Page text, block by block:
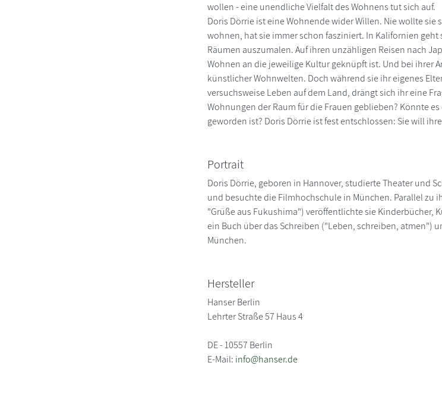
wollen - eine unendliche Vielfalt des Wohnens tut sich auf.
Doris Dörrie ist eine Wohnende wider Willen. Nie wollte
wohnen, hat sie immer schon fasziniert. In Kalifornien
Räumen auszumalen. Auf ihren unzähligen Reisen nach
Wohnen an die jeweilige Kultur geknüpft ist. Und bei ihrer
künstlicher Wohnwelten. Doch während sie ihr eigenes
versuchsweise Leben auf dem Land, drängt sich ihr eine
Wohnungen der Raum für die Frauen geblieben? Könnte
geworden ist? Doris Dörrie ist fest entschlossen: Sie will
Portrait
Doris Dörrie, geboren in Hannover, studierte Theater und
und besuchte die Filmhochschule in München. Parallel zu
"Grüße aus Fukushima") veröffentlichte sie Kinderbücher,
ein Buch über das Schreiben ("Leben, schreiben, atmen")
München.
Hersteller
Hanser Berlin
Lehrter Straße 57 Haus 4
DE - 10557 Berlin
E-Mail: info@hanser.de